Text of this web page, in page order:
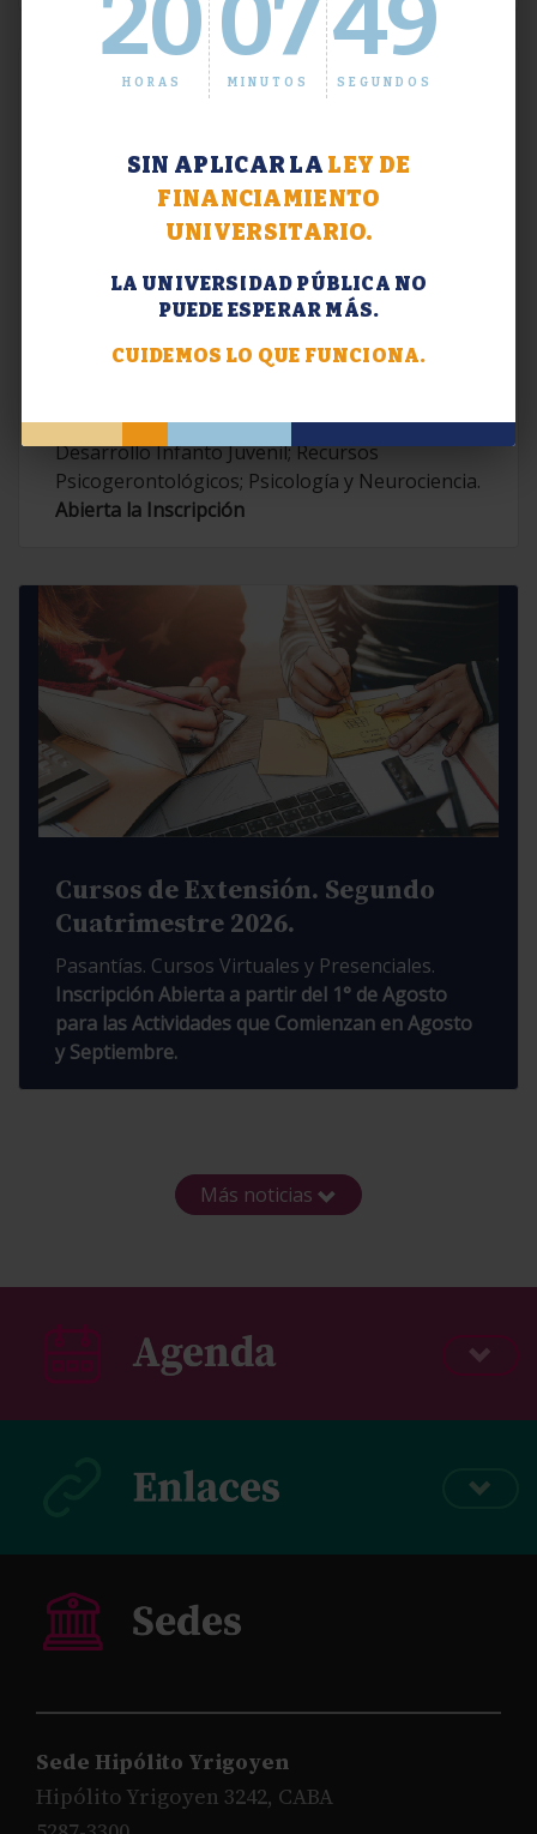
20
HORAS
07
MINUTOS
50
SEGUNDOS
SIN APLICAR LA LEY DE
FINANCIAMIENTO
UNIVERSITARIO.
LA UNIVERSIDAD PÚBLICA NO
PUEDE ESPERAR MÁS.
CUIDEMOS LO QUE FUNCIONA.
Extensión. Diplomaturas 2026.
Contemporáneas; Problemáticas en el
Desarrollo Infanto Juvenil; Recursos
Psicogerontológicos; Psicología y Neurociencia.
Abierta la Inscripción
Cursos de Extensión. Segundo
Cuatrimestre 2026.
Pasantías. Cursos Virtuales y Presenciales.
Inscripción Abierta a partir del 1° de Agosto
para las Actividades que Comienzan en Agosto
y Septiembre.
Más noticias
Sede Hipólito Yrigoyen
Hipólito Yrigoyen 3242, CABA